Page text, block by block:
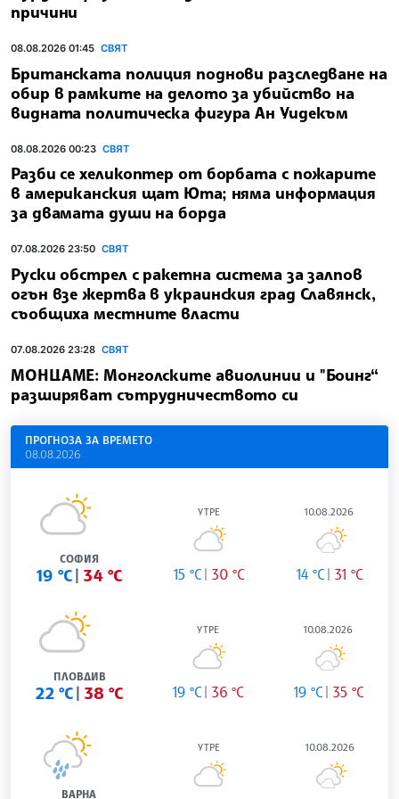
причини
08.08.2026 01:45 СВЯТ
Британската полиция поднови разследване на
обир в рамките на делото за убийство на
видната политическа фигура Ан Уидекъм
08.08.2026 00:23 СВЯТ
Разби се хеликоптер от борбата с пожарите
в американския щат Юта; няма информация
за двамата души на борда
07.08.2026 23:50 СВЯТ
Руски обстрел с ракетна система за залпов
огън взе жертва в украинския град Славянск,
съобщиха местните власти
07.08.2026 23:28 СВЯТ
МОНЦАМЕ: Монголските авиолинии и "Боинг“
разширяват сътрудничеството си
ПРОГНОЗА ЗА ВРЕМЕТО
08.08.2026
СОФИЯ
19 °C 34 °C
УТРЕ
15 °C 30 °C
10.08.2026
14 °C 31 °C
ПЛОВДИВ
22 °C 38 °C
УТРЕ
19 °C 36 °C
10.08.2026
19 °C 35 °C
ВАРНА
УТРЕ 10.08.2026